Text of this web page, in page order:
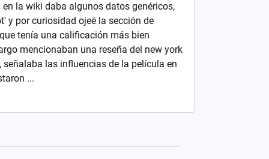
la wiki daba algunos datos genéricos,
y por curiosidad ojeé la sección de
tenía una calificación más bien
mencionaban una reseña del new york
señalaba las influencias de la película en
...